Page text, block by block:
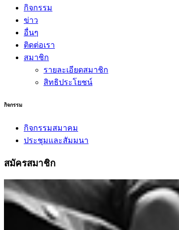
กิจกรรม
ข่าว
อื่นๆ
ติดต่อเรา
สมาชิก
รายละเอียดสมาชิก
สิทธิประโยชน์
กิจกรรม
กิจกรรมสมาคม
ประชุมและสัมมนา
สมัครสมาชิก